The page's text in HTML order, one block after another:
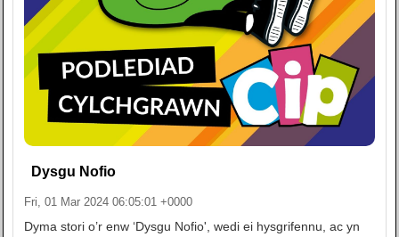
Dysgu Nofio
Fri, 01 Mar 2024 06:05:01 +0000
Dyma stori o’r enw ‘Dysgu Nofio', wedi ei hysgrifennu, ac yn